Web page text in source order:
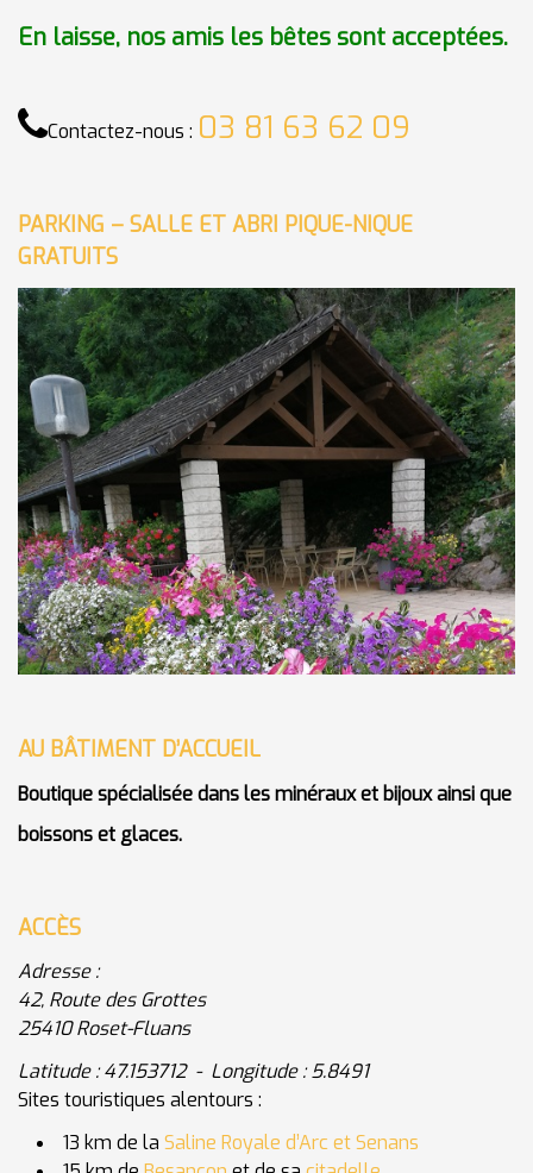
En laisse, nos amis les bêtes sont acceptées.
Contactez-nous : 03 81 63 62 09
PARKING – SALLE ET ABRI PIQUE-NIQUE
GRATUITS
AU BÂTIMENT D’ACCUEIL
Boutique spécialisée dans les minéraux et bijoux ainsi que
boissons et glaces.
ACCÈS
Adresse :
42, Route des Grottes
25410 Roset-Fluans
Latitude : 47.153712 - Longitude : 5.8491
Sites touristiques alentours :
13 km de la Saline Royale d’Arc et Senans